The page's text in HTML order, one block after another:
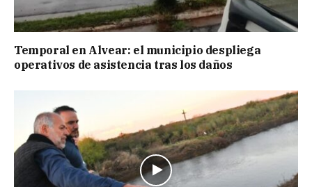
Temporal en Alvear: el municipio despliega
operativos de asistencia tras los daños